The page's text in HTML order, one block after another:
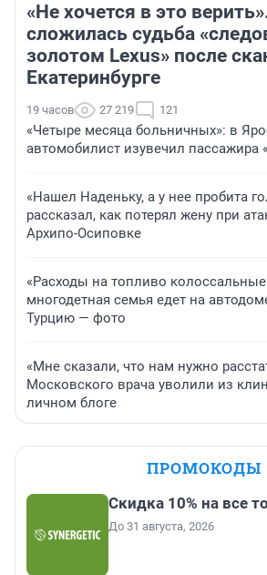
«Не хочется в это
сложилась судьба
золотом Lexus» после
Екатеринбурге
19 часов 27 219 121
«Четыре месяца больничных»: в
автомобилист изувечил пассажира
«Нашел Наденьку, а у нее пробита
рассказал, как потерял жену при
Архипо-Осиповке
«Расходы на топливо
многодетная семья едет на
Турцию — фото
«Мне сказали, что нам нужно
Московского врача уволили из
личном блоге
ПРОМОКОДЫ
Скидка 10% на все
До 31 августа, 2026